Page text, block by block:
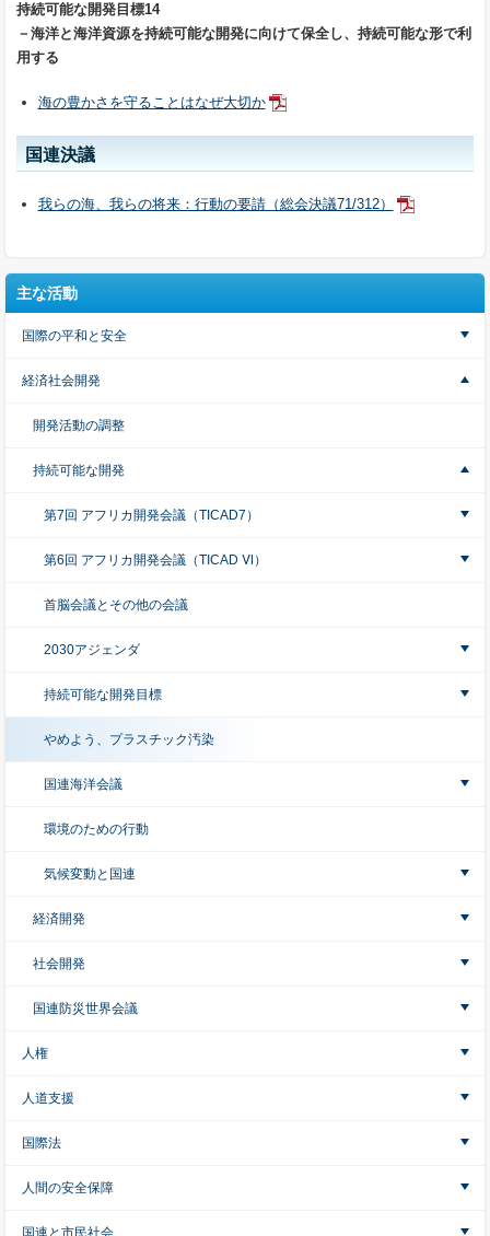
持続可能な開発目標14
－海洋と海洋資源を持続可能な開発に向けて保全し、持続可能な形で利
用する
海の豊かさを守ることはなぜ大切か
国連決議
我らの海、我らの将来：行動の要請（総会決議71/312）
主な活動
国際の平和と安全
経済社会開発
開発活動の調整
持続可能な開発
第7回 アフリカ開発会議（TICAD7）
第6回 アフリカ開発会議（TICAD Ⅵ）
首脳会議とその他の会議
2030アジェンダ
持続可能な開発目標
やめよう、プラスチック汚染
国連海洋会議
環境のための行動
気候変動と国連
経済開発
社会開発
国連防災世界会議
人権
人道支援
国際法
人間の安全保障